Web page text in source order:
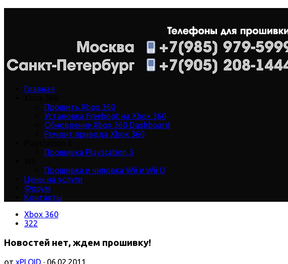
Главная
Прошить Xbox 360
Установка Freeboot на Xbox 360
Обновление Xbox 360 Dashboard
Ремонт привода Xbox 360
Прошивка Playstation 3
Прошивка и чиповка Wii и Wii U
Цены на услуги
Форум
Контакты
Xbox 360
322
Новостей нет, ждем прошивку!